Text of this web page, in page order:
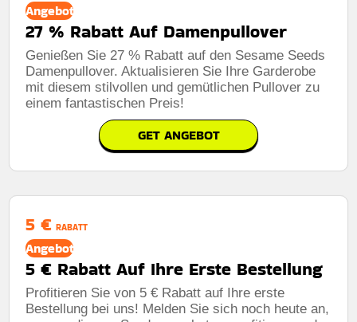
Angebot
27 % Rabatt Auf Damenpullover
Genießen Sie 27 % Rabatt auf den Sesame Seeds
Damenpullover. Aktualisieren Sie Ihre Garderobe
mit diesem stilvollen und gemütlichen Pullover zu
einem fantastischen Preis!
GET ANGEBOT
5 € RABATT
Angebot
5 € Rabatt Auf Ihre Erste Bestellung
Profitieren Sie von 5 € Rabatt auf Ihre erste
Bestellung bei uns! Melden Sie sich noch heute an,